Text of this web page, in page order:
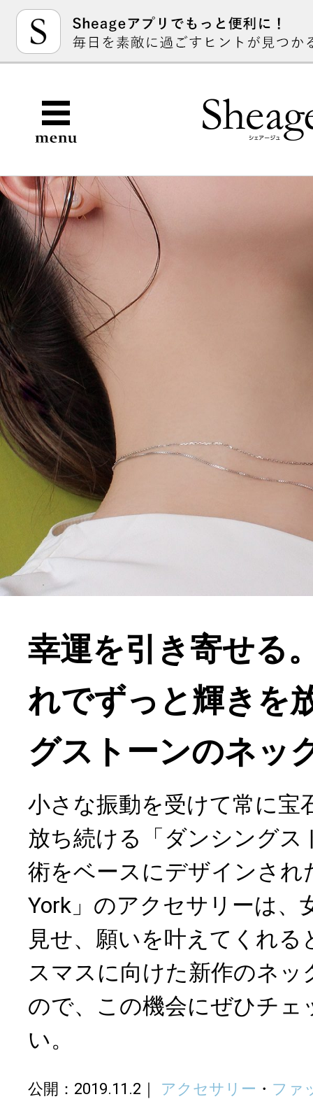
幸運を引き寄せる
れでずっと輝きを
グストーンのネッ
小さな振動を受けて常に宝
放ち続ける「ダンシングス
術をベースにデザインされ
York」のアクセサリーは、
見せ、願いを叶えてくれる
スマスに向けた新作のネッ
ので、この機会にぜひチェ
い。
公開：2019.11.2 アクセサリー ・ ファ